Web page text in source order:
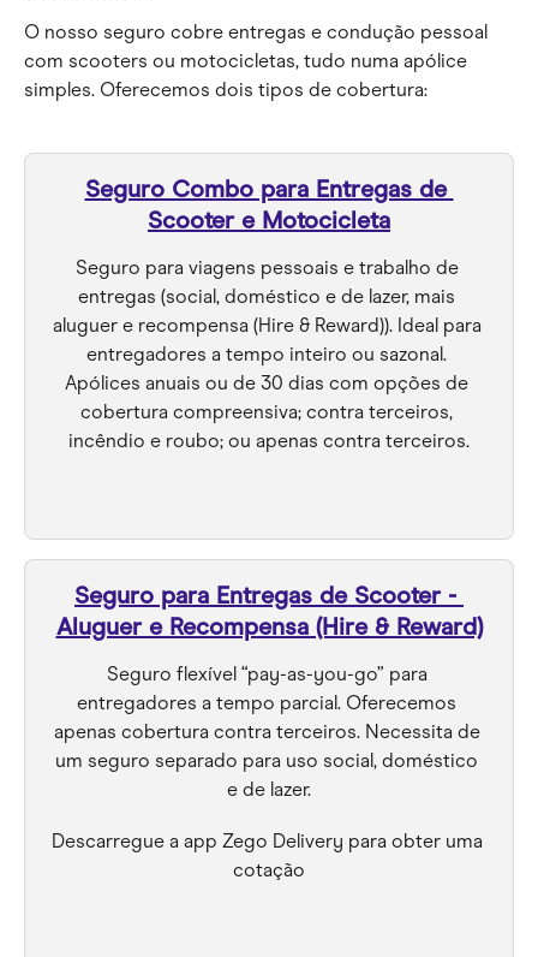
O nosso seguro cobre entregas e condução pessoal
com scooters ou motocicletas, tudo numa apólice
simples. Oferecemos dois tipos de cobertura:
Seguro Combo para Entregas de
Scooter e Motocicleta
Seguro para viagens pessoais e trabalho de
entregas (social, doméstico e de lazer, mais
aluguer e recompensa (Hire & Reward)). Ideal para
entregadores a tempo inteiro ou sazonal.
Apólices anuais ou de 30 dias com opções de
cobertura compreensiva; contra terceiros,
incêndio e roubo; ou apenas contra terceiros.
Seguro para Entregas de Scooter -
Aluguer e Recompensa (Hire & Reward)
Seguro flexível “pay-as-you-go” para
entregadores a tempo parcial. Oferecemos
apenas cobertura contra terceiros. Necessita de
um seguro separado para uso social, doméstico
e de lazer.
Descarregue a app Zego Delivery para obter uma
cotação